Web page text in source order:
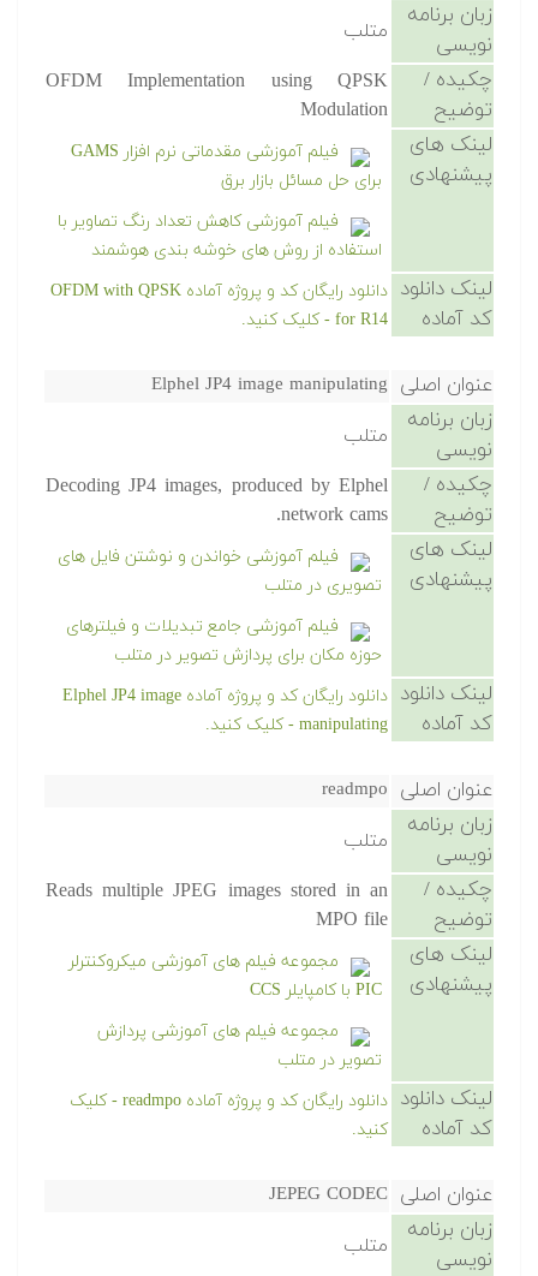
زبان برنامه
نویسی
متلب
چکیده /
توضیح
OFDM Implementation using QPSK
Modulation
لینک های
پیشنهادی
فیلم آموزشی مقدماتی نرم افزار GAMS
برای حل مسائل بازار برق
فیلم آموزشی کاهش تعداد رنگ تصاویر با
استفاده از روش های خوشه بندی هوشمند
لینک دانلود
کد آماده
دانلود رایگان کد و پروژه آماده OFDM with QPSK
for R14 - کلیک کنید.
عنوان اصلی Elphel JP4 image manipulating
زبان برنامه
نویسی
متلب
چکیده /
توضیح
Decoding JP4 images, produced by Elphel
network cams.
لینک های
پیشنهادی
فیلم آموزشی خواندن و نوشتن فایل های
تصویری در متلب
فیلم آموزشی جامع تبدیلات و فیلترهای
حوزه مکان برای پردازش تصویر در متلب
لینک دانلود
کد آماده
دانلود رایگان کد و پروژه آماده Elphel JP4 image
manipulating - کلیک کنید.
عنوان اصلی readmpo
زبان برنامه
نویسی
متلب
چکیده /
توضیح
Reads multiple JPEG images stored in an
MPO file
لینک های
پیشنهادی
مجموعه فیلم های آموزشی میکروکنترلر
PIC با کامپایلر CCS
مجموعه فیلم های آموزشی پردازش
تصویر در متلب
لینک دانلود
کد آماده
دانلود رایگان کد و پروژه آماده readmpo - کلیک
کنید.
عنوان اصلی JEPEG CODEC
زبان برنامه
نویسی
متلب